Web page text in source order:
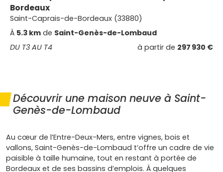
Bordeaux
Saint-Caprais-de-Bordeaux (33880)
À 5.3 km de Saint-Genès-de-Lombaud
DU T3 AU T4
à partir de 297 930 €
Découvrir une maison neuve à Saint-
Genès-de-Lombaud
Au cœur de l’Entre-Deux-Mers, entre vignes, bois et
vallons, Saint-Genès-de-Lombaud t’offre un cadre de vie
paisible à taille humaine, tout en restant à portée de
Bordeaux et de ses bassins d’emplois. À quelques